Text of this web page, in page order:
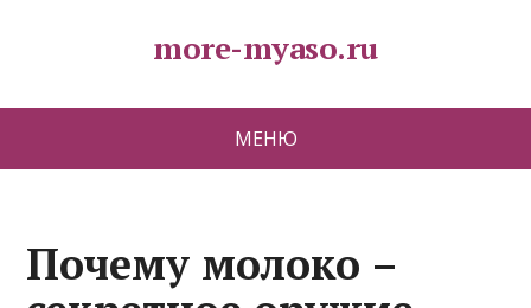
more-myaso.ru
МЕНЮ
Почему молоко –